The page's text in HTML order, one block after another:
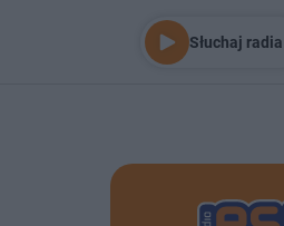
Słuchaj radia